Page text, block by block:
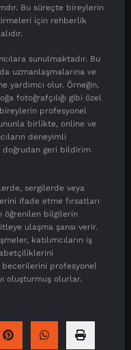
Bu süreçte bireylerin
için rehberlik
sunulmaktadır. Bu
uzmanlaşmalarına ve
olur. Örneğin,
fotoğrafçılığı gibi özel
profesyonel
birlikte, online ve
deneyimli
doğrudan geri bildirim
sergilerde veya
ifade etme fırsatları
öğrenilen bilgilerin
ulaşma şansı verir.
katılımcıların iş
becerilerini profesyonel
oluşturmuş olurlar.